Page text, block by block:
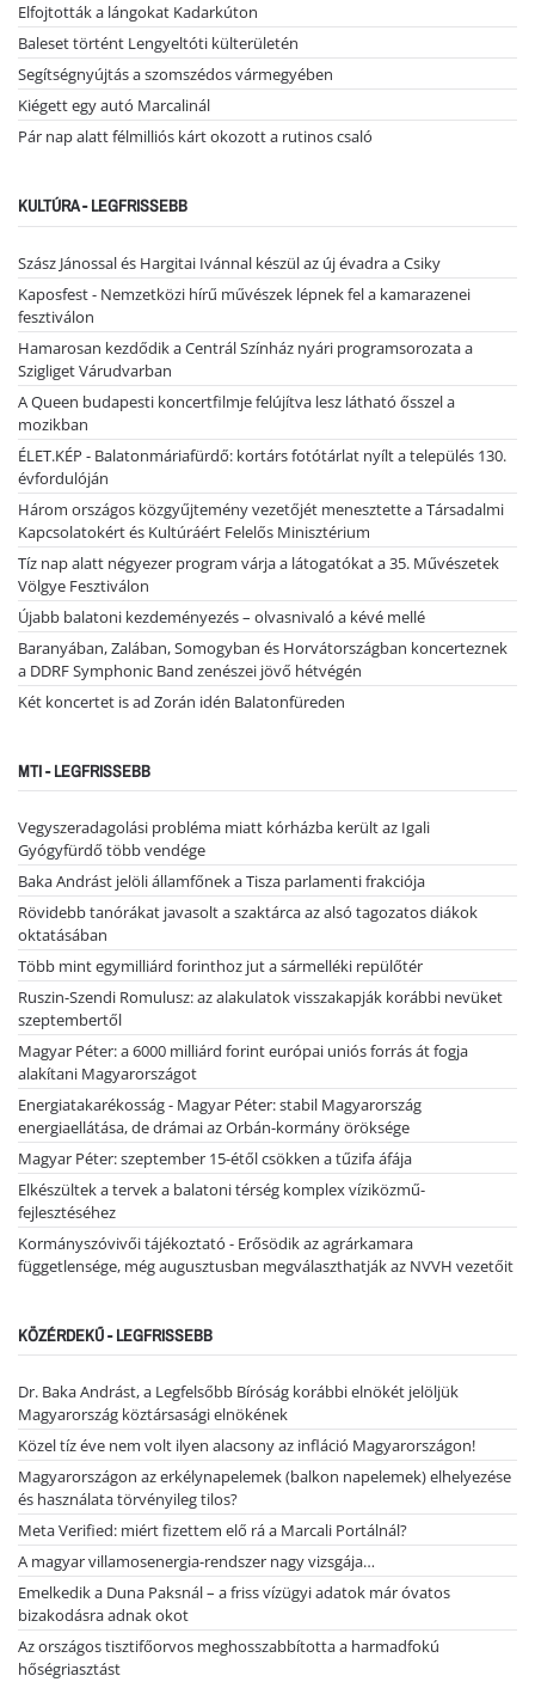
Elfojtották a lángokat Kadarkúton
Baleset történt Lengyeltóti külterületén
Segítségnyújtás a szomszédos vármegyében
Kiégett egy autó Marcalinál
Pár nap alatt félmilliós kárt okozott a rutinos csaló
KULTÚRA - LEGFRISSEBB
Szász Jánossal és Hargitai Ivánnal készül az új évadra a Csiky
Kaposfest - Nemzetközi hírű művészek lépnek fel a kamarazenei
fesztiválon
Hamarosan kezdődik a Centrál Színház nyári programsorozata a
Szigliget Várudvarban
A Queen budapesti koncertfilmje felújítva lesz látható ősszel a
mozikban
ÉLET.KÉP - Balatonmáriafürdő: kortárs fotótárlat nyílt a település 130.
évfordulóján
Három országos közgyűjtemény vezetőjét menesztette a Társadalmi
Kapcsolatokért és Kultúráért Felelős Minisztérium
Tíz nap alatt négyezer program várja a látogatókat a 35. Művészetek
Völgye Fesztiválon
Újabb balatoni kezdeményezés – olvasnivaló a kévé mellé
Baranyában, Zalában, Somogyban és Horvátországban koncerteznek
a DDRF Symphonic Band zenészei jövő hétvégén
Két koncertet is ad Zorán idén Balatonfüreden
MTI - LEGFRISSEBB
Vegyszeradagolási probléma miatt kórházba került az Igali
Gyógyfürdő több vendége
Baka Andrást jelöli államfőnek a Tisza parlamenti frakciója
Rövidebb tanórákat javasolt a szaktárca az alsó tagozatos diákok
oktatásában
Több mint egymilliárd forinthoz jut a sármelléki repülőtér
Ruszin-Szendi Romulusz: az alakulatok visszakapják korábbi nevüket
szeptembertől
Magyar Péter: a 6000 milliárd forint európai uniós forrás át fogja
alakítani Magyarországot
Energiatakarékosság - Magyar Péter: stabil Magyarország
energiaellátása, de drámai az Orbán-kormány öröksége
Magyar Péter: szeptember 15-étől csökken a tűzifa áfája
Elkészültek a tervek a balatoni térség komplex víziközmű-
fejlesztéséhez
Kormányszóvivői tájékoztató - Erősödik az agrárkamara
függetlensége, még augusztusban megválaszthatják az NVVH vezetőit
KÖZÉRDEKŰ - LEGFRISSEBB
Dr. Baka Andrást, a Legfelsőbb Bíróság korábbi elnökét jelöljük
Magyarország köztársasági elnökének
Közel tíz éve nem volt ilyen alacsony az infláció Magyarországon!
Magyarországon az erkélynapelemek (balkon napelemek) elhelyezése
és használata törvényileg tilos?
Meta Verified: miért fizettem elő rá a Marcali Portálnál?
A magyar villamosenergia-rendszer nagy vizsgája…
Emelkedik a Duna Paksnál – a friss vízügyi adatok már óvatos
bizakodásra adnak okot
Az országos tisztifőorvos meghosszabbította a harmadfokú
hőségriasztást